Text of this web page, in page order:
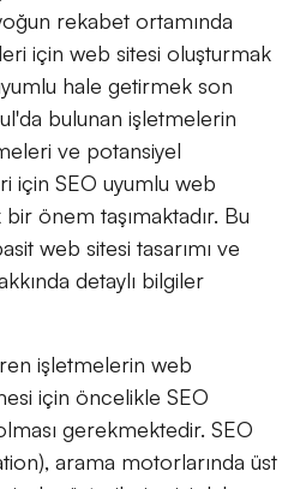
rekabet ortamında
için web sitesi oluşturmak
hale getirmek son
bulunan işletmelerin
ve potansiyel
için SEO uyumlu web
önem taşımaktadır. Bu
web sitesi tasarımı ve
detaylı bilgiler
işletmelerin web
için öncelikle SEO
gerekmektedir. SEO
arama motorlarında üst